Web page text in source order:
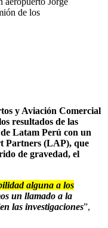
de los
y Aviación Comercial
resultados de las
Latam Perú con un
Partners (LAP), que
de gravedad, el
alguna a los
un llamado a la
las investigaciones”,